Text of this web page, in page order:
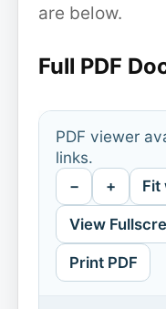
are below.
Full PDF
PDF viewer
links.
− + Fit
View
Print PDF